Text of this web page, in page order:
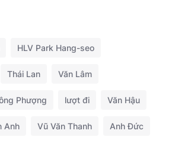
HLV Park Hang-seo
Thái Lan Văn Lâm
Phượng lượt đi Văn Hậu
Anh Vũ Văn Thanh Anh Đức